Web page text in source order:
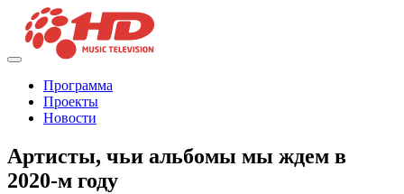
Программа
Проекты
Новости
Артисты, чьи альбомы мы ждем в
2020-м году